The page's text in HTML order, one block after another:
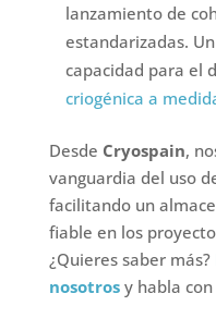
lanzamiento de
estandarizadas.
capacidad para el
criogénica a
Desde Cryospain,
vanguardia del uso
facilitando un
fiable en los
¿Quieres saber más?
nosotrosy habla